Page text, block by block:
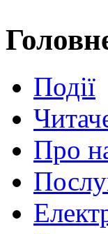
Події
Про